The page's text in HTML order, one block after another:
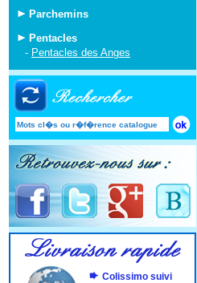
Parchemins
Pentacles
- Pentacles des Anges
Colissimo suivi